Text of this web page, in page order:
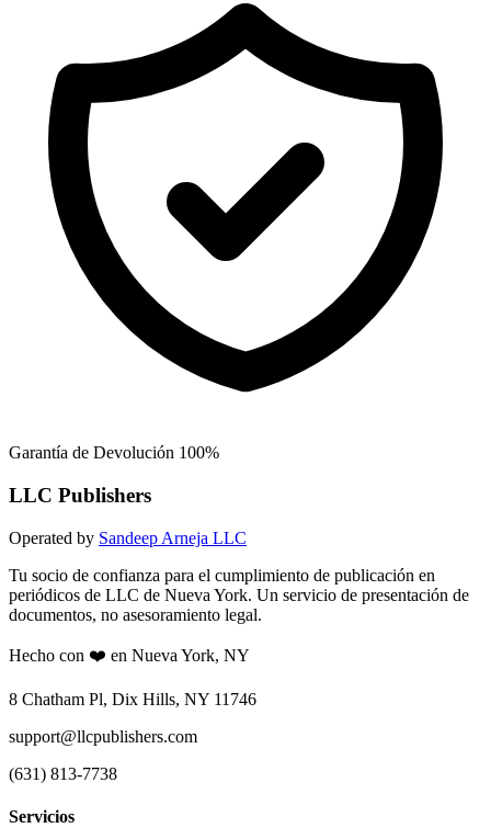
Garantía de Devolución 100%
LLC Publishers
Operated by Sandeep Arneja LLC
Tu socio de confianza para el cumplimiento de publicación en
periódicos de LLC de Nueva York. Un servicio de presentación de
documentos, no asesoramiento legal.
Hecho con ❤️ en Nueva York, NY
8 Chatham Pl, Dix Hills, NY 11746
support@llcpublishers.com
(631) 813-7738
Servicios